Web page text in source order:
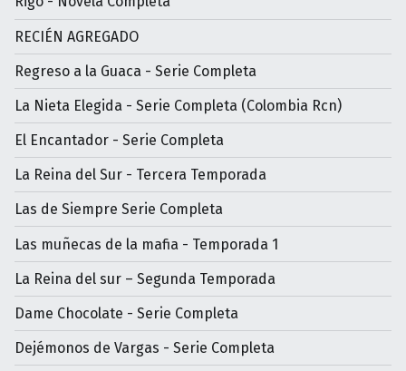
RECIÉN AGREGADO
Regreso a la Guaca - Serie Completa
La Nieta Elegida - Serie Completa (Colombia Rcn)
El Encantador - Serie Completa
La Reina del Sur - Tercera Temporada
Las de Siempre Serie Completa
Las muñecas de la mafia - Temporada 1
La Reina del sur – Segunda Temporada
Dame Chocolate - Serie Completa
Dejémonos de Vargas - Serie Completa